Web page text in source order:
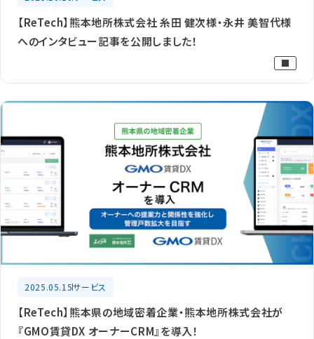
【ReTech】熊本地所株式会社 糸田 健次様・永井 美智代様
へのインタビュー記事を公開しました！
2025.05.15サービス
【ReTech】熊本県の地域密着企業・熊本地所株式会社が
『GMO賃貸DX オーナーCRM』を導入！